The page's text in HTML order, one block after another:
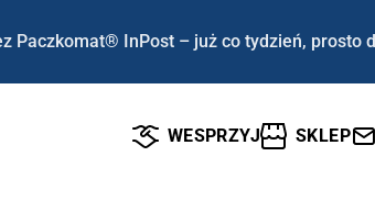
Paczkomat® InPost – już co tydzień, prosto
WESPRZYJ SKLEP